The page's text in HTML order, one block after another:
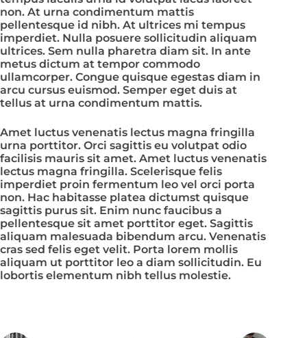
non. At urna condimentum mattis
pellentesque id nibh. At ultrices mi tempus
imperdiet. Nulla posuere sollicitudin aliquam
ultrices. Sem nulla pharetra diam sit. In ante
metus dictum at tempor commodo
ullamcorper. Congue quisque egestas diam in
arcu cursus euismod. Semper eget duis at
tellus at urna condimentum mattis.
Amet luctus venenatis lectus magna fringilla
urna porttitor. Orci sagittis eu volutpat odio
facilisis mauris sit amet. Amet luctus venenatis
lectus magna fringilla. Scelerisque felis
imperdiet proin fermentum leo vel orci porta
non. Hac habitasse platea dictumst quisque
sagittis purus sit. Enim nunc faucibus a
pellentesque sit amet porttitor eget. Sagittis
aliquam malesuada bibendum arcu. Venenatis
cras sed felis eget velit. Porta lorem mollis
aliquam ut porttitor leo a diam sollicitudin. Eu
lobortis elementum nibh tellus molestie.